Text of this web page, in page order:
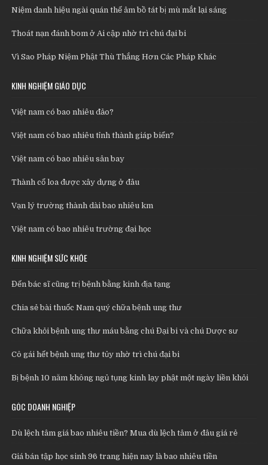
Niệm danh hiệu ngài quán thế âm bồ tát bị mù mắt lại sáng
Thoát nạn đánh bom ở Ai cập nhờ trì chú đại bi
Vì Sao Pháp Niệm Phật Thù Thắng Hơn Các Pháp Khác
KINH NGHIỆM GIÁO DỤC
Việt nam có bao nhiêu đảo?
Việt nam có bao nhiêu tỉnh thành giáp biển?
Việt nam có bao nhiêu sân bay
Thành cổ loa được xây dựng ở đâu
Vạn lý trường thành dài bao nhiêu km
Việt nam có bao nhiêu trường đại học
KINH NGHIỆM SỨC KHỎE
Đến bác sĩ cũng trị bệnh bằng kinh địa tạng
Chia sẻ bài thuốc Nam quý chữa bệnh ung thư
Chữa khỏi bệnh ung thư máu bằng chú Đại bi và chú Dược sư
Cô gái hết bệnh ung thư tủy nhờ trì chú đại bi
Bị bệnh 10 năm không ngủ tụng kinh lạy phật một ngày liền khỏi
GÓC DOANH NGHIỆP
Dù lệch tâm giá bao nhiêu tiền? Mua dù lệch tâm ở đâu giá rẻ
Giá bán tập học sinh 96 trang hiện nay là bao nhiêu tiền